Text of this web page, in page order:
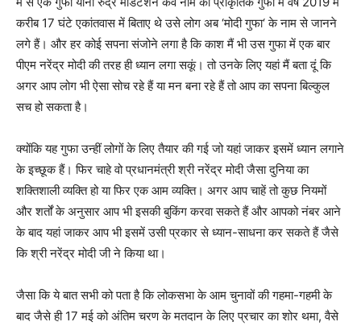
करीब 17 घंटे एकांतवास में बिताए थे उसे लोग अब ‘मोदी गुफा‘ के नाम से जानने
लगे हैं। और हर कोई सपना संजोने लगा है कि काश मैं भी उस गुफा में एक बार
पीएम नरेंद्र मोदी की तरह ही ध्यान लगा सकूं। तो उनके लिए यहां मैं बता दूं कि
अगर आप लोग भी ऐसा सोच रहे हैं या मन बना रहे हैं तो आप का सपना बिल्कुल
सच हो सकता है।
क्योंकि यह गुफा उन्हीं लोगों के लिए तैयार की गई जो यहां जाकर इसमें ध्यान लगाने
के इच्छूक हैं। फिर चाहे वो प्रधानमंत्री श्री नरेंद्र मोदी जैसा दुनिया का
शक्तिशाली व्यक्ति हो या फिर एक आम व्यक्ति। अगर आप चाहें तो कुछ नियमों
और शर्तों के अनुसार आप भी इसकी बुकिंग करवा सकते हैं और आपको नंबर आने
के बाद यहां जाकर आप भी इसमें उसी प्रकार से ध्यान-साधना कर सकते हैं जैसे
कि श्री नरेंद्र मोदी जी ने किया था।
जैसा कि ये बात सभी को पता है कि लोकसभा के आम चुनावों की गहमा-गहमी के
बाद जैसे ही 17 मई को अंतिम चरण के मतदान के लिए प्रचार का शोर थमा, वैसे